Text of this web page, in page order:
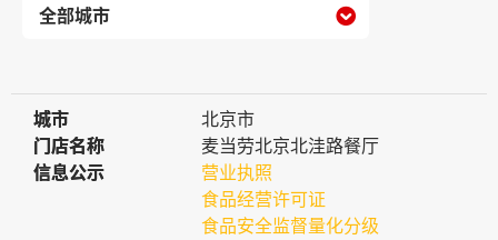

城市
城市
北京市
门店名称
门店名称
麦当劳北京北洼路餐厅
信息公示
信息公示
营业执照
食品经营许可证
食品安全监督量化分级